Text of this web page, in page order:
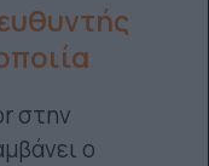
στην
ο